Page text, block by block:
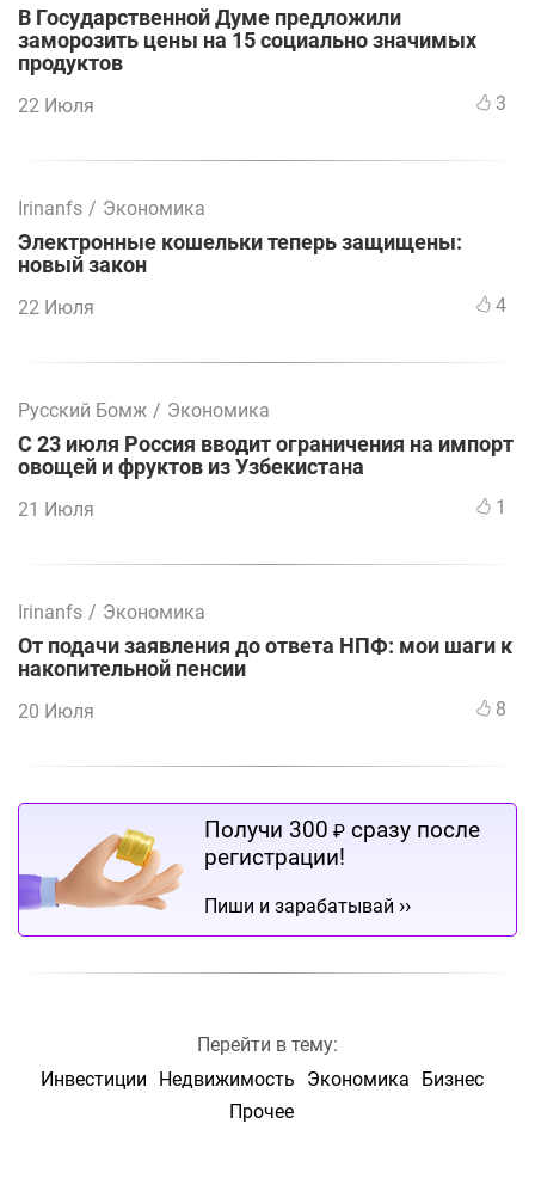
В Государственной Думе предложили
заморозить цены на 15 социально значимых
продуктов
22 Июля 3
Irinanfs / Экономика
Электронные кошельки теперь защищены:
новый закон
22 Июля 4
Русский Бомж / Экономика
С 23 июля Россия вводит ограничения на импорт
овощей и фруктов из Узбекистана
21 Июля 1
Irinanfs / Экономика
От подачи заявления до ответа НПФ: мои шаги к
накопительной пенсии
20 Июля 8
Получи 300 ₽ сразу после
регистрации!
Пиши и зарабатывай ››
Перейти в тему:
Инвестиции
Недвижимость Экономика
Бизнес
Прочее